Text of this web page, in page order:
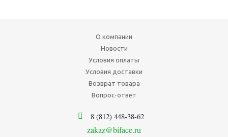
О компании
Новости
Условия оплаты
Условия доставки
Возврат товара
Вопрос-ответ
8 (812) 448-38-62
zakaz@biface.ru